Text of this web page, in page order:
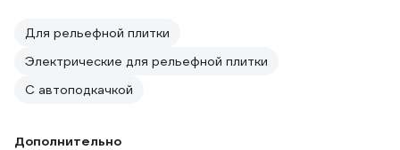
Для рельефной плитки
Электрические для рельефной плитки
С автоподкачкой
Дополнительно